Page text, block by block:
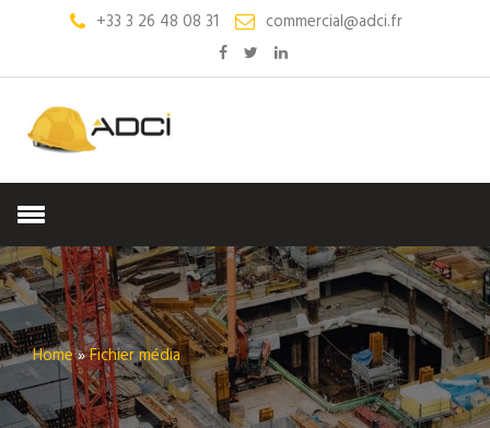
+33 3 26 48 08 31 commercial@adci.fr
Home»Fichier média